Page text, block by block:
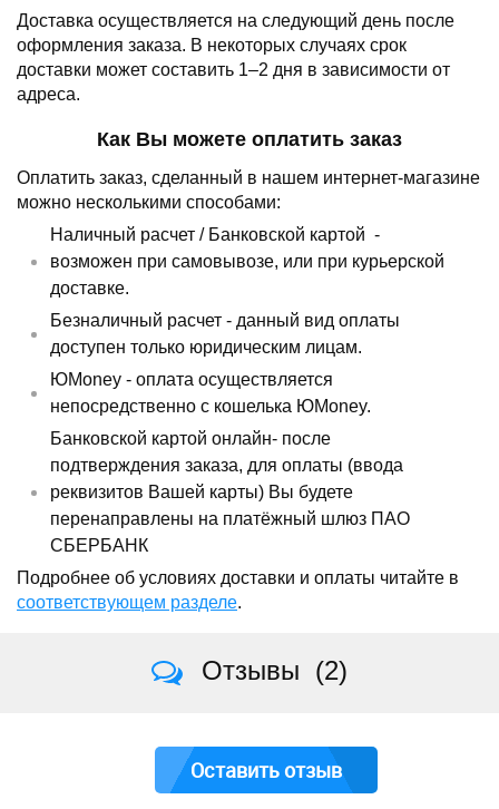
Доставка осуществляется на следующий день после
оформления заказа. В некоторых случаях срок
доставки может составить 1–2 дня в зависимости от
адреса.
Как Вы можете оплатить заказ
Оплатить заказ, сделанный в нашем интернет-магазине
можно несколькими способами:
Наличный расчет / Банковской картой -
возможен при самовывозе, или при курьерской
доставке.
Безналичный расчет - данный вид оплаты
доступен только юридическим лицам.
ЮMoney - оплата осуществляется
непосредственно с кошелька ЮMoney.
Банковской картой онлайн- после
подтверждения заказа, для оплаты (ввода
реквизитов Вашей карты) Вы будете
перенаправлены на платёжный шлюз ПАО
СБЕРБАНК
Подробнее об условиях доставки и оплаты читайте в
соответствующем разделе.
Отзывы (2)
Оставить отзыв